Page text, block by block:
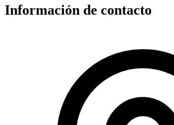
Información de contacto